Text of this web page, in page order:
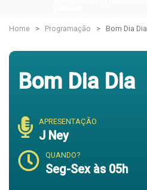
Home Programação Bom Dia Dia
Bom Dia Dia
APRESENTAÇÃO
J Ney
QUANDO?
Seg-Sex às 05h